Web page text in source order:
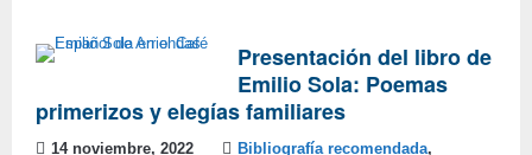
Presentación del libro de
Emilio Sola: Poemas
primerizos y elegías familiares
14 noviembre, 2022 Bibliografía recomendada,